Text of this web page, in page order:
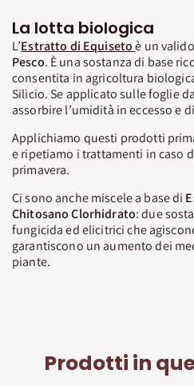
La lotta biologica
L’Estratto di Equiseto è un
Pesco. È una sostanza di base
consentita in agricoltura
Silicio. Se applicato sulle foglie
assorbire l’umidità in eccesso e
Applichiamo questi prodotti
e ripetiamo i trattamenti in caso
primavera.
Ci sono anche miscele a base di
Chitosano Clorhidrato: due
fungicida ed elicitrici che
garantiscono un aumento dei
piante.
Prodotti in